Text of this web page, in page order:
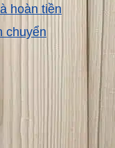
hoàn tiền
chuyển